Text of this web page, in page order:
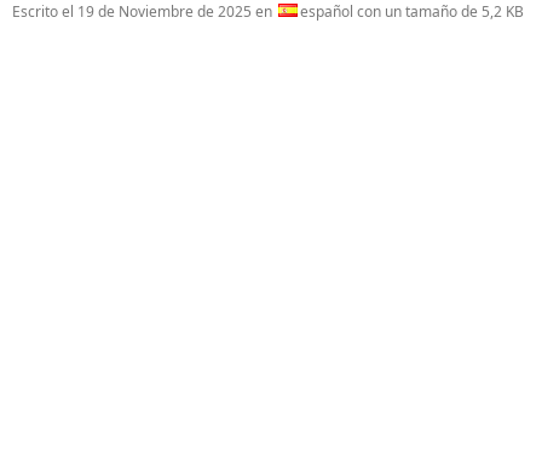
Escrito el 19 de Noviembre de 2025 en español con un tamaño de 5,2 KB